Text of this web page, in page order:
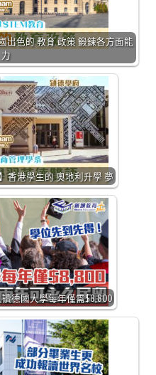
出色的 教育 政策 鍛鍊各方面能
力
】香港學生的 奧地利升學 夢
讀德國大學每年僅需$8,800